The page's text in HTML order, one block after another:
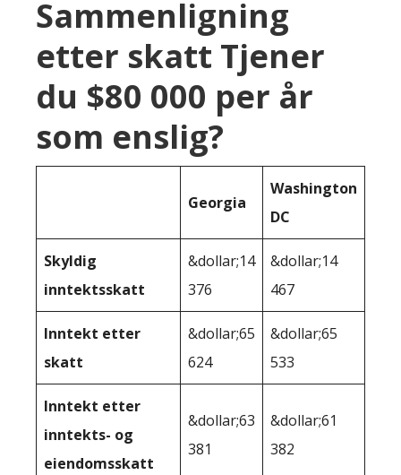
Sammenligning
etter skatt Tjener
du $80 000 per år
som enslig?
Georgia
Washington
DC
Skyldig
inntektsskatt
&dollar;14
376
&dollar;14
467
Inntekt etter
skatt
&dollar;65
624
&dollar;65
533
Inntekt etter
inntekts- og
eiendomsskatt
&dollar;63
381
&dollar;61
382